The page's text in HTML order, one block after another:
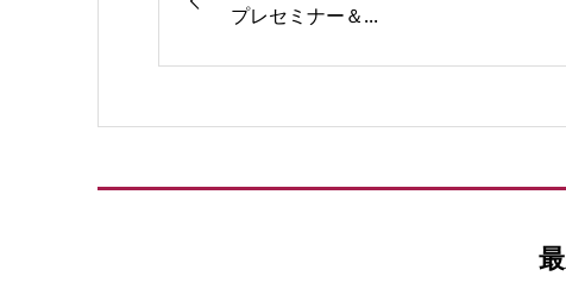
プレセミナー＆...